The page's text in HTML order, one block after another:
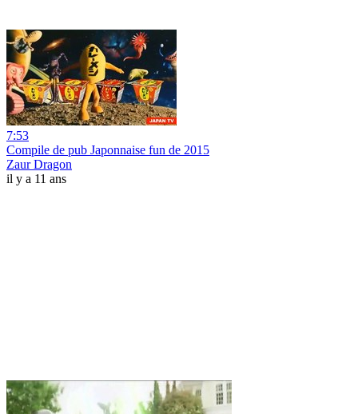
7:53
Compile de pub Japonnaise fun de 2015
Zaur Dragon
il y a 11 ans